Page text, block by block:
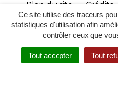
Ce site utilise des traceurs
statistiques d'utilisation afin
contrôler ceux que
Tout accepter Tout
Plan du site
Crédits
Site
réalisé
par